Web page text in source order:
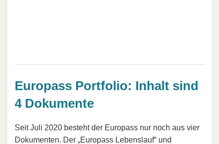
Europass Portfolio: Inhalt sind
4 Dokumente
Seit Juli 2020 besteht der Europass nur noch aus vier
Dokumenten. Der „Europass Lebenslauf“ und